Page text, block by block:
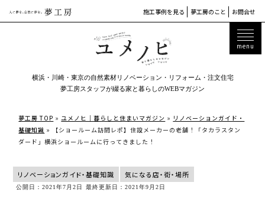
施工事例を見る 夢工房のこと お問合せ
横浜・川崎・東京の自然素材リノベーション・リフォーム・注文住宅
夢工房スタッフが綴る家と暮らしのWEBマガジン
夢工房 TOP » ユメノヒ｜暮らしと住まいマガジン » リノベーションガイド・
基礎知識 »
【ショールーム訪問レポ】住設メーカーの老舗！「タカラスタン
ダード」横浜ショールームに行ってきました！
リノベーションガイド・基礎知識 気になる店・街・場所
公開日：2021年7月2日 最終更新日：2021年9月2日